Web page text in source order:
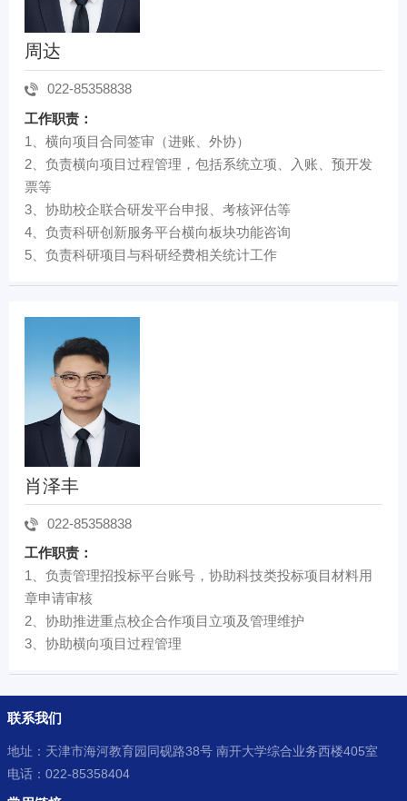
周达
022-85358838
工作职责：
1、横向项目合同签审（进账、外协）
2、负责横向项目过程管理，包括系统立项、入账、预开发
票等
3、协助校企联合研发平台申报、考核评估等
4、负责科研创新服务平台横向板块功能咨询
5、负责科研项目与科研经费相关统计工作
肖泽丰
022-85358838
工作职责：
1、负责管理招投标平台账号，协助科技类投标项目材料用
章申请审核
2、协助推进重点校企合作项目立项及管理维护
3、协助横向项目过程管理
联系我们
地址：天津市海河教育园同砚路38号 南开大学综合业务西楼405室
电话：022-85358404